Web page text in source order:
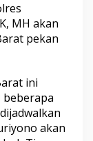
MH akan
pekan
ini
akan